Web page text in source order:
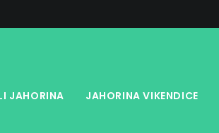
JAHORINA JAHORINA VIKENDICE